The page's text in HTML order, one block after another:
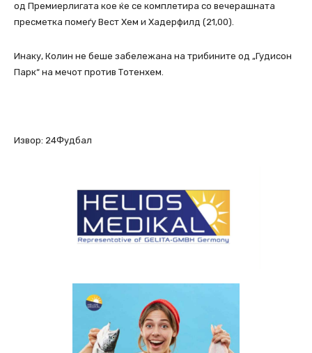
од Премиерлигата кое ќе се комплетира со вечерашната
пресметка помеѓу Вест Хем и Хадерфилд (21,00).
Инаку, Колин не беше забележана на трибините од „Гудисон
Парк“ на мечот против Тотенхем.
Извор: 24Фудбал